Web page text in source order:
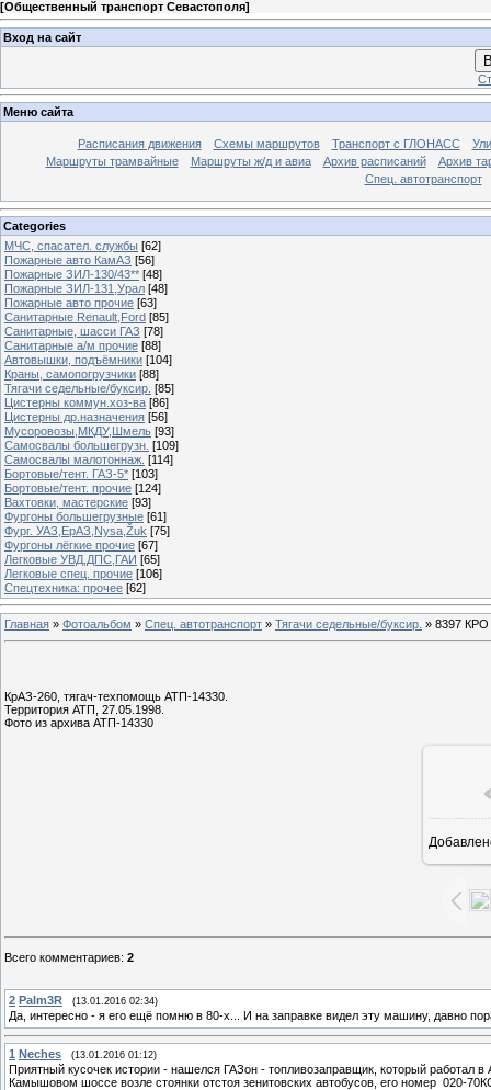
[Общественный транспорт Севастополя]
Вход на сайт
Меню сайта
Расписания движения Схемы маршрутов Транспорт с ГЛОНАСС
Маршруты трамвайные
Маршруты ж/д и авиа Архив расписаний
Архив
Спец. автотранспорт
Categories
МЧС, спасател. службы [62]
Пожарные авто КамАЗ [56]
Пожарные ЗИЛ-130/43** [48]
Пожарные ЗИЛ-131,Урал [48]
Пожарные авто прочие [63]
Санитарные Renault,Ford [85]
Санитарные, шасси ГАЗ [78]
Санитарные а/м прочие [88]
Автовышки, подъёмники [104]
Краны, самопогрузчики [88]
Тягачи седельные/буксир. [85]
Цистерны коммун.хоз-ва [86]
Цистерны др.назначения [56]
Мусоровозы,МКДУ,Шмель [93]
Самосвалы большегрузн. [109]
Самосвалы малотоннаж. [114]
Бортовые/тент. ГАЗ-5* [103]
Бортовые/тент. прочие [124]
Вахтовки, мастерские [93]
Фургоны большегрузные [61]
Фург. УАЗ,ЕрАЗ,Nysa,Žuk [75]
Фургоны лёгкие прочие [67]
Легковые УВД,ДПС,ГАИ [65]
Легковые спец. прочие [106]
Спецтехника: прочее [62]
Главная » Фотоальбом » Спец. автотранспорт » Тягачи седельные/буксир. » 8397 КРО
КрАЗ-260, тягач-техпомощь АТП-14330.
Территория АТП, 27.05.1998.
Фото из архива АТП-14330
Всего комментариев: 2
2 Palm3R (13.01.2016 02:34)
Да, интересно - я его ещё помню в 80-х... И на заправке видел эту машину, давно
1 Neches (13.01.2016 01:12)
Приятный кусочек истории - нашелся ГАЗон - топливозаправщик, который работал
Камышовом шоссе возле стоянки отстоя зенитовских автобусов, его номер 020-